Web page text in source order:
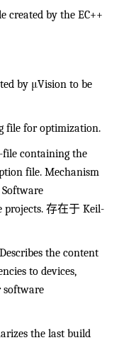
created by the EC++
by μVision to be
file for optimization.
file containing the
file. Mechanism
projects. 存在于 Keil-
the content
to devices,
software
the last build